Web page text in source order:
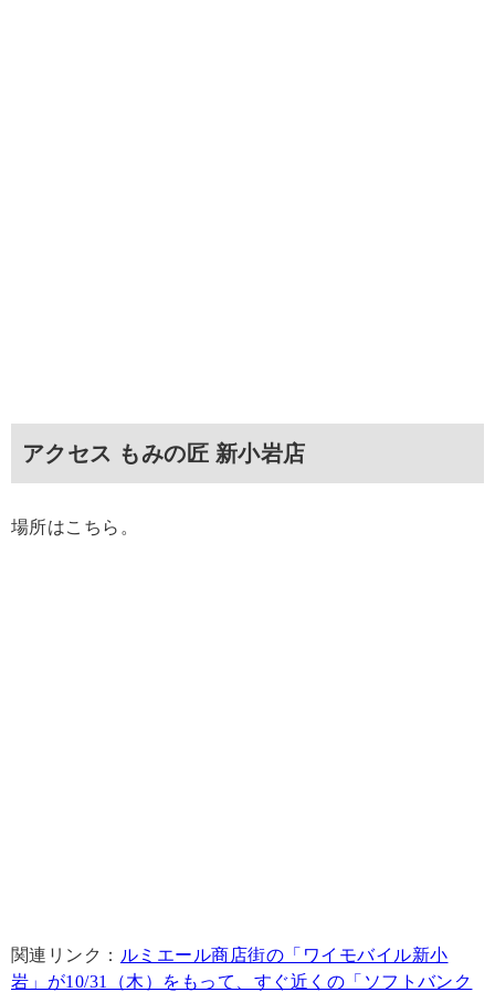
アクセス もみの匠 新小岩店
場所はこちら。
関連リンク： ルミエール商店街の「ワイモバイル新小
岩」が10/31（木）をもって、すぐ近くの「ソフトバンク